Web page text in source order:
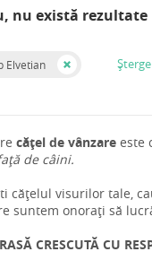
nu există rezultate
Elvetian
cățel de vânzare este
de câini.
cățelul visurilor tale,
suntem onorați să
CRESCUTĂ CU